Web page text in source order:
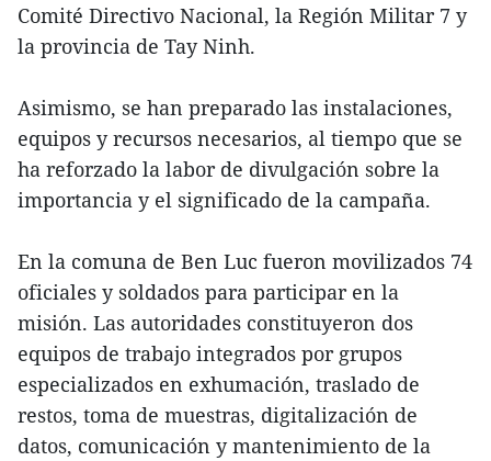
Comité Directivo Nacional, la Región Militar 7 y
la provincia de Tay Ninh.
Asimismo, se han preparado las instalaciones,
equipos y recursos necesarios, al tiempo que se
ha reforzado la labor de divulgación sobre la
importancia y el significado de la campaña.
En la comuna de Ben Luc fueron movilizados 74
oficiales y soldados para participar en la
misión. Las autoridades constituyeron dos
equipos de trabajo integrados por grupos
especializados en exhumación, traslado de
restos, toma de muestras, digitalización de
datos, comunicación y mantenimiento de la